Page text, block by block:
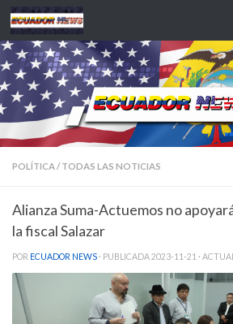
Saltar al contenido
POLÍTICA/ TODAS LAS NOTICIAS
Alianza Suma-Actuemos no
la fiscal Salazar
POR ECUADOR NEWS · PUBLICADA2023-11-21 ·